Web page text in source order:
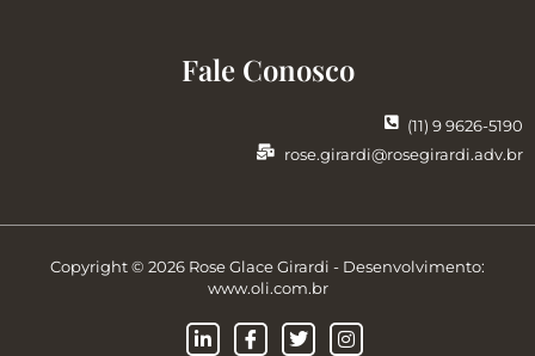
Fale Conosco
(11) 9 9626-5190
rose.girardi@rosegirardi.adv.br
Copyright © 2026 Rose Glace Girardi - Desenvolvimento:
www.oli.com.br